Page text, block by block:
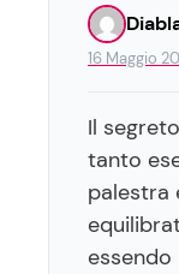
16 Maggio
Il
tanto
palestra